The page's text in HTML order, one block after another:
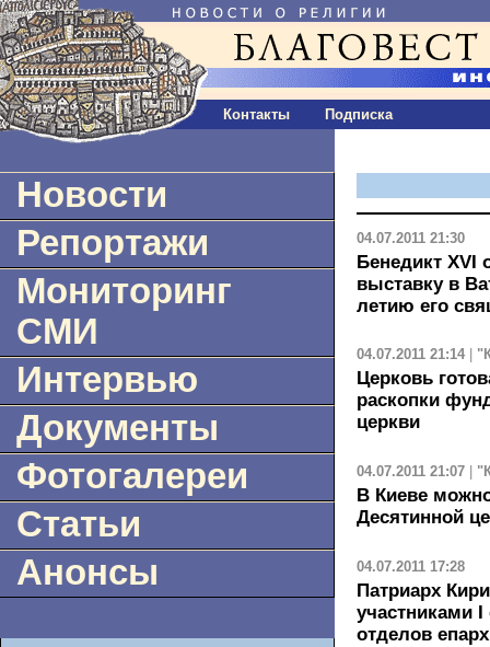
Контакты Подписка
Новости
Репортажи
Мониторинг
СМИ
Интервью
Документы
Фотогалереи
Статьи
Анонсы
04.07.2011 21:30
Бенедикт XVI
выставку в
летию его
04.07.2011 21:14
Церковь
раскопки
церкви
04.07.2011 21:07
В Киеве
Десятинной
04.07.2011 17:28
Патриарх
участниками
отделов